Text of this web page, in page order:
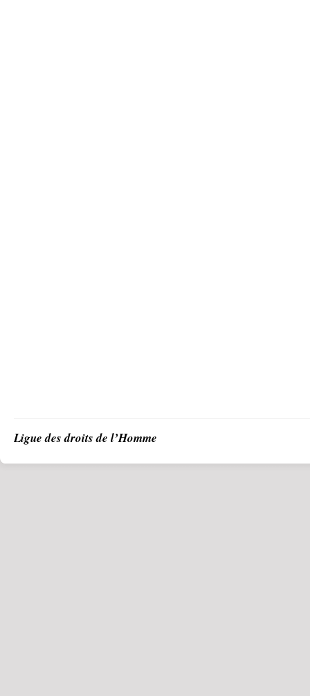
Ligue des droits de l’Homme